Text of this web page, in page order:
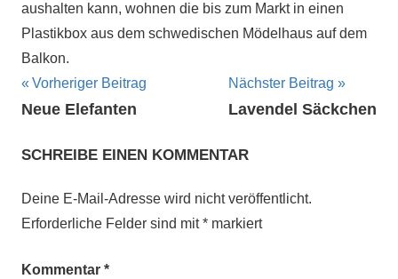
aushalten kann, wohnen die bis zum Markt in einen
Plastikbox aus dem schwedischen Mödelhaus auf dem
Balkon.
Beitragsnavigation
Vorheriger Beitrag
Neue Elefanten
Nächster Beitrag
Lavendel Säckchen
SCHREIBE EINEN KOMMENTAR
Deine E-Mail-Adresse wird nicht veröffentlicht.
Erforderliche Felder sind mit* markiert
Kommentar *